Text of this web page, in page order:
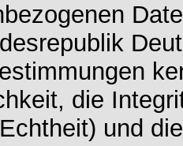
die
und